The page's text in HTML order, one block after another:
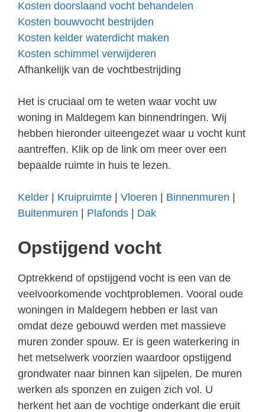
Kosten doorslaand vocht behandelen
Kosten bouwvocht bestrijden
Kosten kelder waterdicht maken
Kosten schimmel verwijderen
Afhankelijk van de vochtbestrijding
Het is cruciaal om te weten waar vocht uw
woning in Maldegem kan binnendringen. Wij
hebben hieronder uiteengezet waar u vocht kunt
aantreffen. Klik op de link om meer over een
bepaalde ruimte in huis te lezen.
Kelder Kruipruimte Vloeren Binnenmuren
Buitenmuren
Plafonds Dak
Opstijgend vocht
Optrekkend of opstijgend vocht is een van de
veelvoorkomende vochtproblemen. Vooral oude
woningen in Maldegem hebben er last van
omdat deze gebouwd werden met massieve
muren zonder spouw. Er is geen waterkering in
het metselwerk voorzien waardoor opstijgend
grondwater naar binnen kan sijpelen. De muren
werken als sponzen en zuigen zich vol. U
herkent het aan de vochtige onderkant die eruit